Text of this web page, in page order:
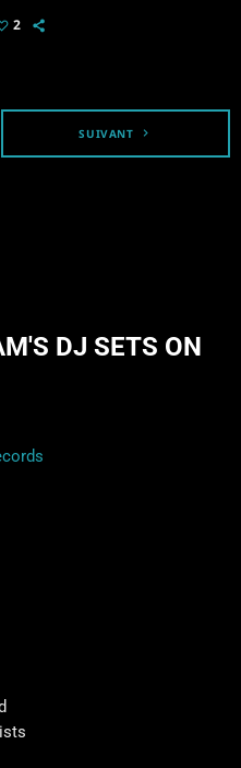
2
SUIVANT navigate_next
DJ SETS ON